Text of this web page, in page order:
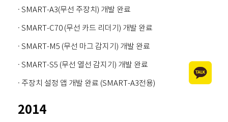
· SMART-A3(무선 주장치) 개발 완료
· SMART-C70 (무선 카드 리더기) 개발 완료
· SMART-M5 (무선 마그 감지기) 개발 완료
· SMART-S5 (무선 열선 감지기) 개발 완료
· 주장치 설정 앱 개발 완료 (SMART-A3전용)
2014